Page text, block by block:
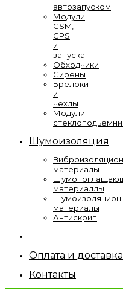
автозапуском
Модули
GSM,
GPS
и
запуска
Обходчики
Сирены
Брелоки
и
чехлы
Модули
Шумоизоляция
материалы
материаллы
материалы
Антискрип
Оплата и доставка
Контакты